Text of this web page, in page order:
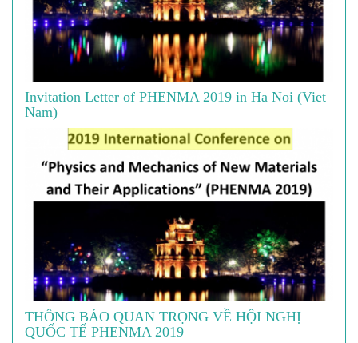
Invitation Letter of PHENMA 2019 in Ha Noi (Viet
Nam)
THÔNG BÁO QUAN TRỌNG VỀ HỘI NGHỊ
QUỐC TẾ PHENMA 2019